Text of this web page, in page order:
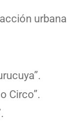
urbana
Circo”.